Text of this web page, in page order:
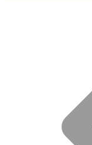
Η Εταιρεία μας